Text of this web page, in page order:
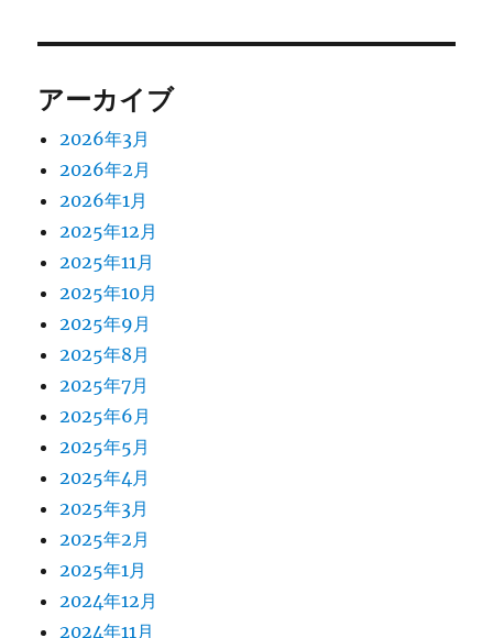
ン
アーカイブ
2026年3月
2026年2月
2026年1月
2025年12月
2025年11月
2025年10月
2025年9月
2025年8月
2025年7月
2025年6月
2025年5月
2025年4月
2025年3月
2025年2月
2025年1月
2024年12月
2024年11月